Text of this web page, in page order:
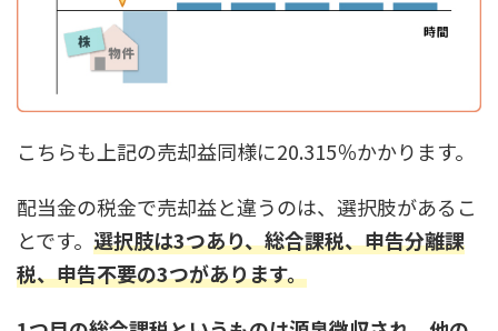
こちらも上記の売却益同様に20.315％かかります。
配当金の税金で売却益と違うのは、選択肢があるこ
とです。 選択肢は3つあり、総合課税、申告分離課
税、申告不要の3つがあります。